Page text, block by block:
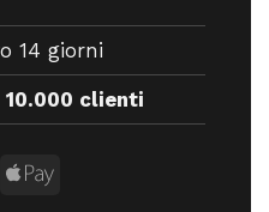
14 giorni
10.000 clienti